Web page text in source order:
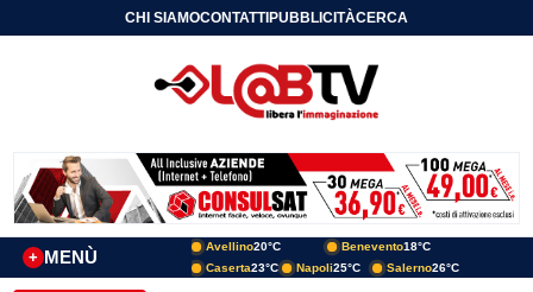
CHI SIAMOCONTATTIPUBBLICITÀCERCA
MENÙ
+
Avellino20°C Benevento18°C
Caserta23°C Napoli25°C Salerno26°C